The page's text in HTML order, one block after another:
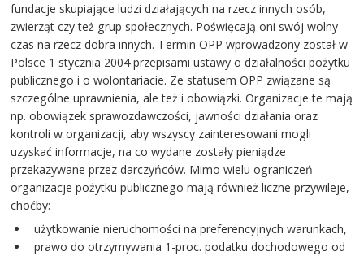
fundacje skupiające ludzi działających na rzecz innych osób,
zwierząt czy też grup społecznych. Poświęcają oni swój wolny
czas na rzecz dobra innych. Termin OPP wprowadzony został w
Polsce 1 stycznia 2004 przepisami ustawy o działalności pożytku
publicznego i o wolontariacie. Ze statusem OPP związane są
szczególne uprawnienia, ale też i obowiązki. Organizacje te mają
np. obowiązek sprawozdawczości, jawności działania oraz
kontroli w organizacji, aby wszyscy zainteresowani mogli
uzyskać informacje, na co wydane zostały pieniądze
przekazywane przez darczyńców. Mimo wielu ograniczeń
organizacje pożytku publicznego mają również liczne przywileje,
choćby:
użytkowanie nieruchomości na preferencyjnych warunkach,
prawo do otrzymywania 1-proc. podatku dochodowego od